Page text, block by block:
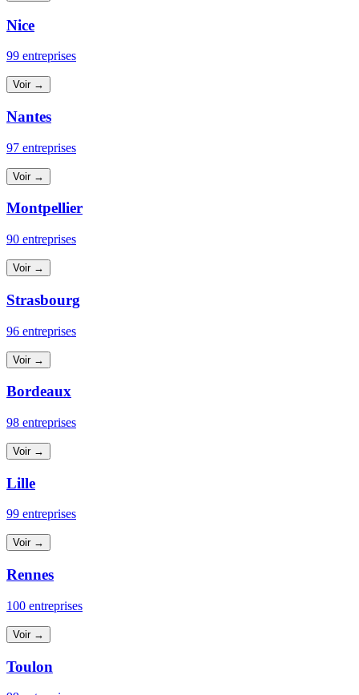
Nice
99 entreprises
Voir →
Nantes
97 entreprises
Voir →
Montpellier
90 entreprises
Voir →
Strasbourg
96 entreprises
Voir →
Bordeaux
98 entreprises
Voir →
Lille
99 entreprises
Voir →
Rennes
100 entreprises
Voir →
Toulon